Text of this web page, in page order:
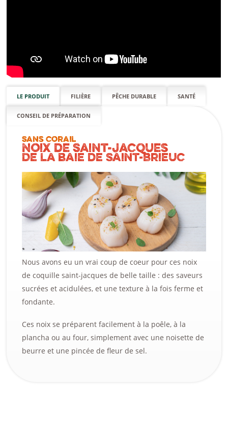
LE PRODUIT FILIÈRE PÊCHE DURABLE SANTÉ
CONSEIL DE PRÉPARATION
Sans corail
Noix de Saint-Jacques
De la baie de Saint-Brieuc
Nous avons eu un vrai coup de coeur pour ces noix
de coquille saint-jacques de belle taille : des saveurs
sucrées et acidulées, et une texture à la fois ferme et
fondante.
Ces noix se préparent facilement à la poêle, à la
plancha ou au four, simplement avec une noisette de
beurre et une pincée de fleur de sel.